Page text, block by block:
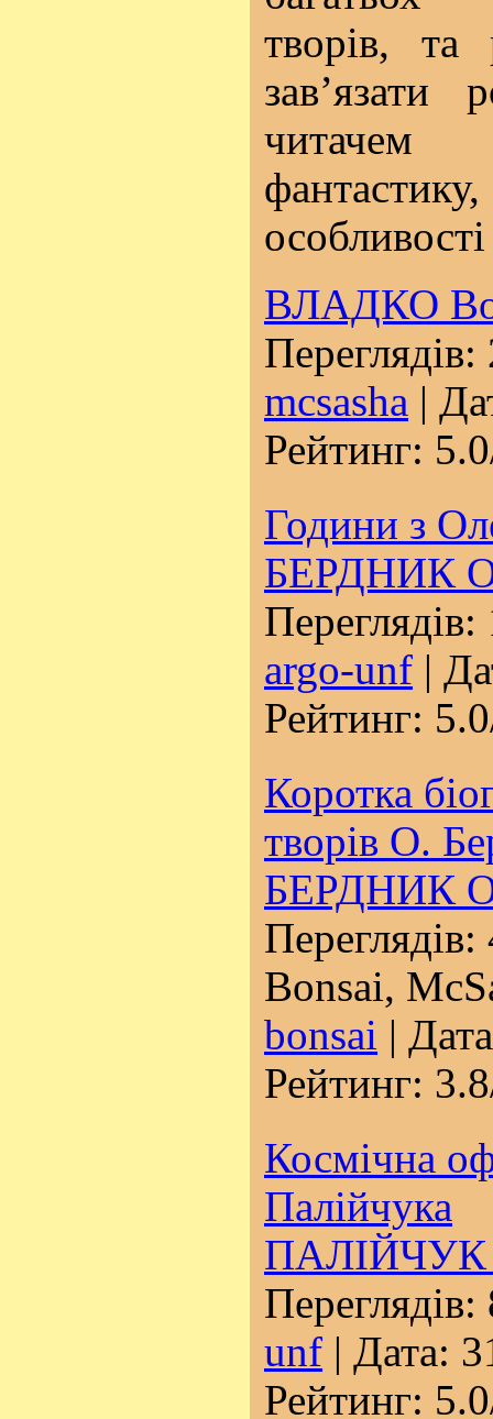
творів, та
читачем
ВЛАДКО
mcsasha |
Рейтинг:
Години з
БЕРДНИК
argo-unf |
Рейтинг:
Коротка
творів О.
БЕРДНИК
Bonsai,
bonsai |
Рейтинг:
Космічна
Палійчука
ПАЛІЙЧУК
unf | Дата:
Рейтинг: